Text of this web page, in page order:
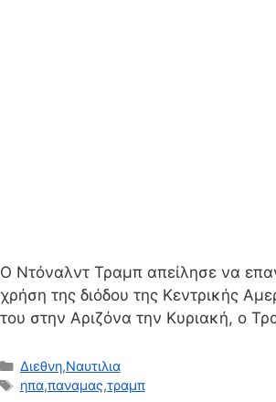
Ο Ντόναλντ Τραμπ απείλησε να
χρήση της διόδου της Κεντρικής
του στην Αριζόνα την Κυριακή, ο
Κατηγορίες
Διεθνη,Ναυτιλια
Ετικέτες
ηπα,παναμας,τραμπ